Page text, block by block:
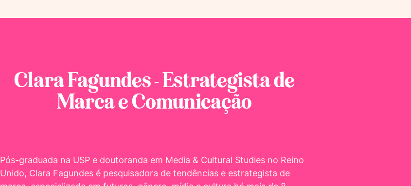
Clara Fagundes - Estrategista de
Marca e Comunicação
Pós-graduada na USP e doutoranda em Media & Cultural Studies no Reino
Unido, Clara Fagundes é pesquisadora de tendências e estrategista de